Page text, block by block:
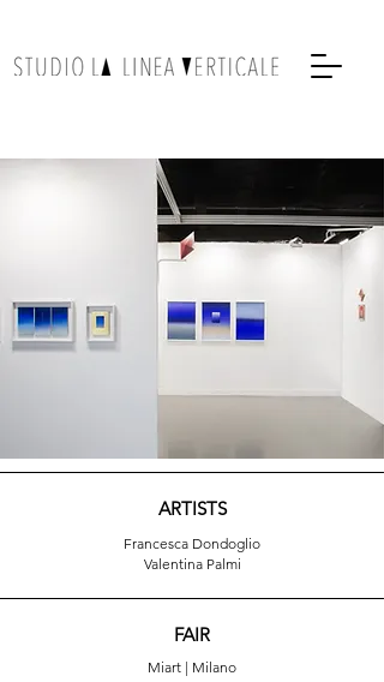
ARTISTS
Francesca Dondoglio
Valentina Palmi
FAIR
Miart | Milano